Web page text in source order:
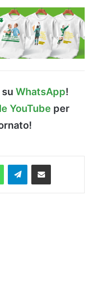
WhatsApp!
YouTube per
WhatsAppTelegramCondividi via Email